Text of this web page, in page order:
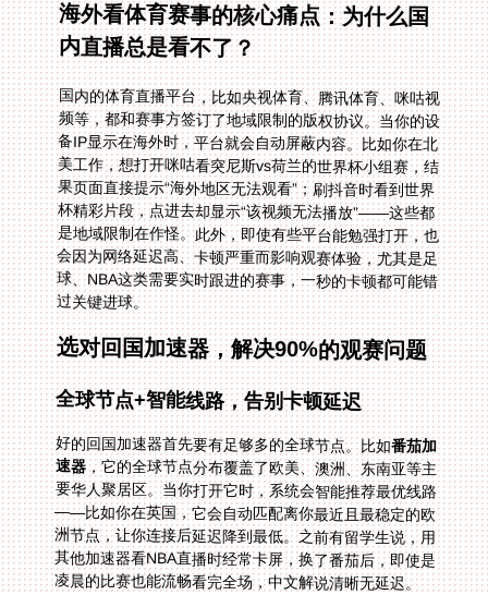
海外看体育赛事的核心痛点：为什么国
内直播总是看不了？
国内的体育直播平台，比如央视体育、腾讯体育、咪咕视
频等，都和赛事方签订了地域限制的版权协议。当你的设
备IP显示在海外时，平台就会自动屏蔽内容。比如你在北
美工作，想打开咪咕看突尼斯vs荷兰的世界杯小组赛，结
果页面直接提示“海外地区无法观看”；刷抖音时看到世界
杯精彩片段，点进去却显示“该视频无法播放”——这些都
是地域限制在作怪。此外，即使有些平台能勉强打开，也
会因为网络延迟高、卡顿严重而影响观赛体验，尤其是足
球、NBA这类需要实时跟进的赛事，一秒的卡顿都可能错
过关键进球。
选对回国加速器，解决90%的观赛问题
全球节点+智能线路，告别卡顿延迟
好的回国加速器首先要有足够多的全球节点。比如番茄加
速器，它的全球节点分布覆盖了欧美、澳洲、东南亚等主
要华人聚居区。当你打开它时，系统会智能推荐最优线路
——比如你在英国，它会自动匹配离你最近且最稳定的欧
洲节点，让你连接后延迟降到最低。之前有留学生说，用
其他加速器看NBA直播时经常卡屏，换了番茄后，即使是
凌晨的比赛也能流畅看完全场，中文解说清晰无延迟。